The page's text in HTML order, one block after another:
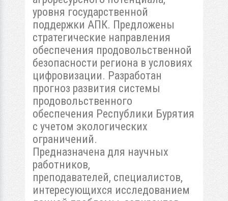
уровня государственной
поддержки АПК. Предложены
стратегические направления
обеспечения продовольственной
безопасности региона в условиях
цифровизации. Разработан
прогноз развития системы
продовольственного
обеспечения Республики Бурятия
с учетом экологических
ограничений.
Предназначена для научных
работников,
преподавателей, специалистов,
интересующихся исследованием